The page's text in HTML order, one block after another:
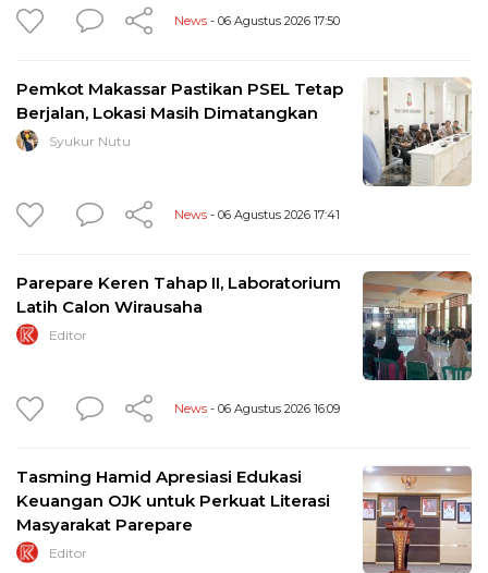
News - 06 Agustus 2026 17:50
Pemkot Makassar Pastikan PSEL Tetap
Berjalan, Lokasi Masih Dimatangkan
Syukur Nutu
News - 06 Agustus 2026 17:41
Parepare Keren Tahap II, Laboratorium
Latih Calon Wirausaha
Editor
News - 06 Agustus 2026 16:09
Tasming Hamid Apresiasi Edukasi
Keuangan OJK untuk Perkuat Literasi
Masyarakat Parepare
Editor